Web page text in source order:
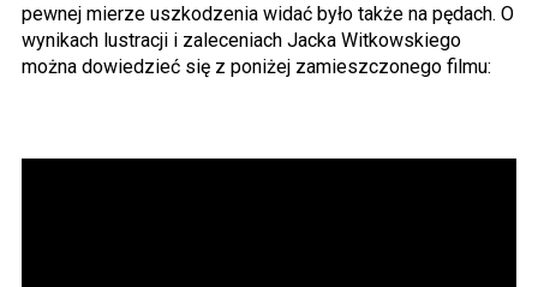
pewnej mierze uszkodzenia widać było także na pędach. O
wynikach lustracji i zaleceniach Jacka Witkowskiego
można dowiedzieć się z poniżej zamieszczonego filmu: